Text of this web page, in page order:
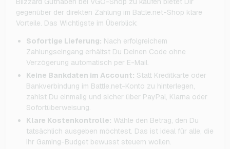
gegenüber der direkten Zahlung im Battle.net-Shop klare
Vorteile. Das Wichtigste im Überblick:
Sofortige Lieferung: Nach erfolgreichem
Zahlungseingang erhältst Du Deinen Code ohne
Verzögerung automatisch per E-Mail.
Keine Bankdaten im Account: Statt Kreditkarte oder
Bankverbindung im Battle.net-Konto zu hinterlegen,
zahlst Du einmalig und sicher über PayPal, Klarna oder
Sofortüberweisung.
Klare Kostenkontrolle: Wähle den Betrag, den Du
tatsächlich ausgeben möchtest. Das ist ideal für alle, die
ihr Gaming-Budget bewusst steuern wollen.